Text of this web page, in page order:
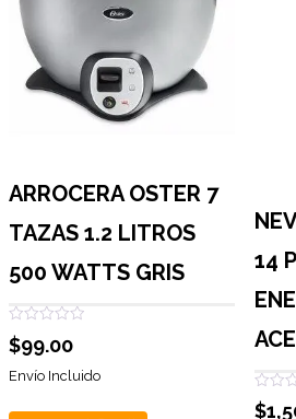
ARROCERA OSTER 7
TAZAS 1.2 LITROS
500 WATTS GRIS
Valorado
con
de
$99.00
Envío Incluido
14
con
$